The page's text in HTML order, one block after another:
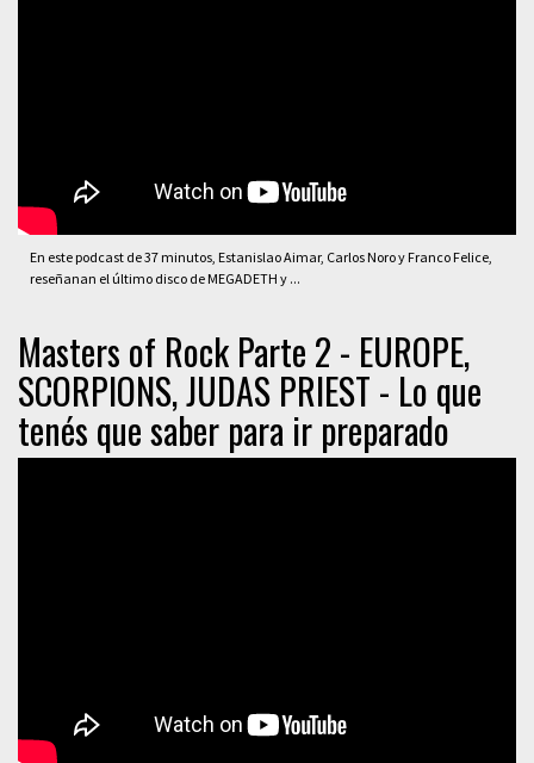
En este podcast de 37 minutos, Estanislao Aimar, Carlos Noro y Franco Felice,
reseñanan el último disco de MEGADETH y ...
Masters of Rock Parte 2 - EUROPE,
SCORPIONS, JUDAS PRIEST - Lo que
tenés que saber para ir preparado